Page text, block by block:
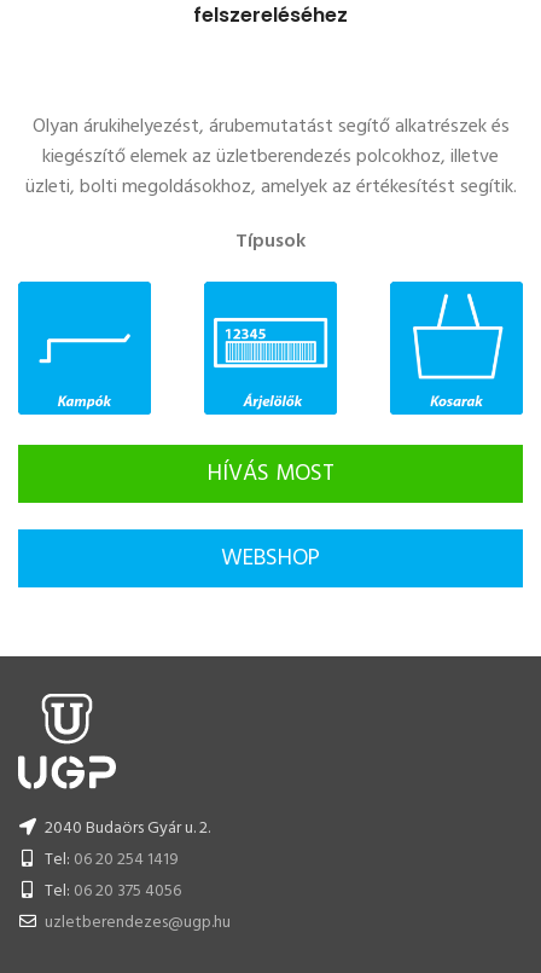
felszereléséhez
Olyan árukihelyezést, árubemutatást segítő alkatrészek és
kiegészítő elemek az üzletberendezés polcokhoz, illetve
üzleti, bolti megoldásokhoz, amelyek az értékesítést segítik.
Típusok
HÍVÁS MOST
WEBSHOP
2040 Budaörs Gyár u. 2.
Tel: 06 20 254 1419
Tel: 06 20 375 4056
uzletberendezes@ugp.hu